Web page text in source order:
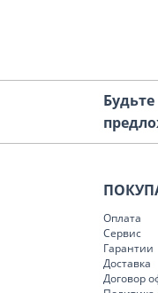
Оплата
Сервис
Гарантии
Доставка
Договор